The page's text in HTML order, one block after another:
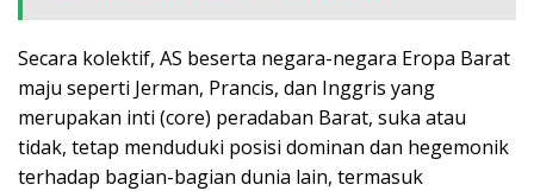
Secara kolektif, AS beserta negara-negara Eropa Barat
maju seperti Jerman, Prancis, dan Inggris yang
merupakan inti (core) peradaban Barat, suka atau
tidak, tetap menduduki posisi dominan dan hegemonik
terhadap bagian-bagian dunia lain, termasuk